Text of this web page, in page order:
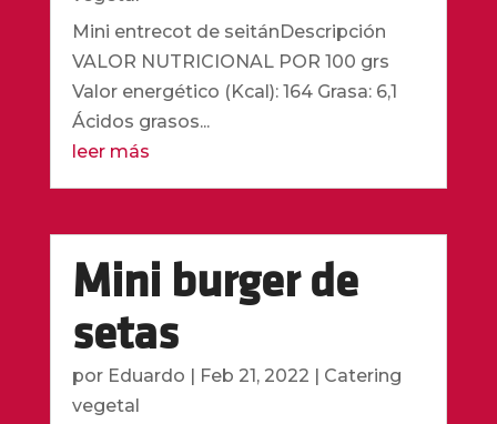
Mini entrecot de seitánDescripción
VALOR NUTRICIONAL POR 100 grs
Valor energético (Kcal): 164 Grasa: 6,1
Ácidos grasos...
leer más
Mini burger de
setas
por Eduardo | Feb 21, 2022 | Catering
vegetal